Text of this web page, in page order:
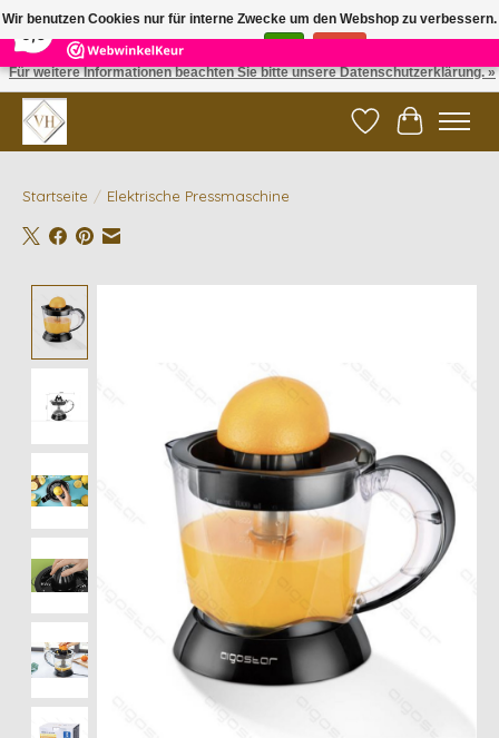
5 Reviews ×
✓ Gratis verzending vanaf €200 | ✓ 14 dagen retourneren
Wunschzettel
Ihr
Startseite / Elektrische Pressmaschine
Wir benutzen Cookies nur für interne Zwecke um den Webshop zu verbessern.
Ist das in Ordnung?
Für weitere Informationen beachten Sie bitte unsere Datenschutzerklärung. »